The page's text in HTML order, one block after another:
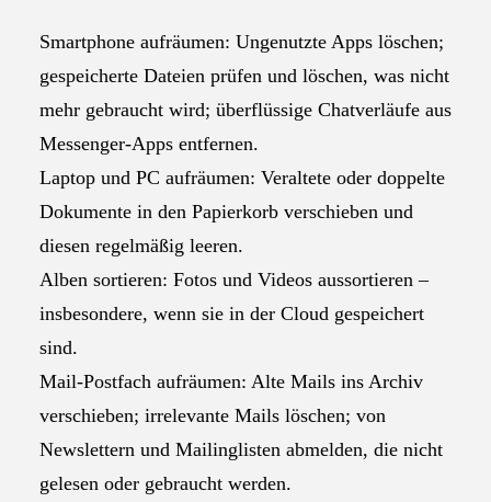
Smartphone aufräumen: Ungenutzte Apps löschen;
gespeicherte Dateien prüfen und löschen, was nicht
mehr gebraucht wird; überflüssige Chatverläufe aus
Messenger-Apps entfernen.
Laptop und PC aufräumen: Veraltete oder doppelte
Dokumente in den Papierkorb verschieben und
diesen regelmäßig leeren.
Alben sortieren: Fotos und Videos aussortieren –
insbesondere, wenn sie in der Cloud gespeichert
sind.
Mail-Postfach aufräumen: Alte Mails ins Archiv
verschieben; irrelevante Mails löschen; von
Newslettern und Mailinglisten abmelden, die nicht
gelesen oder gebraucht werden.